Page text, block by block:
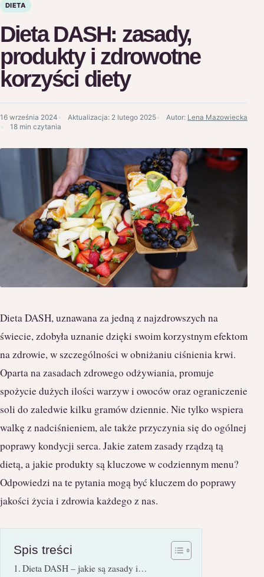
DIETA
Dieta DASH: zasady,
produkty i zdrowotne
korzyści diety
16 września 2024 Aktualizacja: 2 lutego 2025 Autor: Lena Mazowiecka
18 min czytania
Dieta DASH, uznawana za jedną z najzdrowszych na
świecie, zdobyła uznanie dzięki swoim korzystnym efektom
na zdrowie, w szczególności w obniżaniu ciśnienia krwi.
Oparta na zasadach zdrowego odżywiania, promuje
spożycie dużych ilości warzyw i owoców oraz ograniczenie
soli do zaledwie kilku gramów dziennie. Nie tylko wspiera
walkę z nadciśnieniem, ale także przyczynia się do ogólnej
poprawy kondycji serca. Jakie zatem zasady rządzą tą
dietą, a jakie produkty są kluczowe w codziennym menu?
Odpowiedzi na te pytania mogą być kluczem do poprawy
jakości życia i zdrowia każdego z nas.
Spis treści
Dieta DASH – jakie są zasady i…